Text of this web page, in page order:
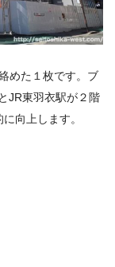
めた１枚です。ブ
JR東羽衣駅が２階
向上します。